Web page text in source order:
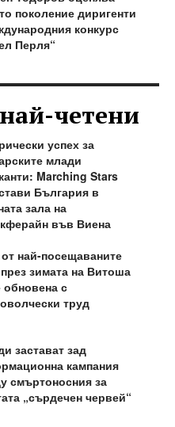
поколение диригенти
конкурс
Перля“
четени
успех за
млади
Marching Stars
България в
зала на
във Виена
най-посещаваните
зимата на Витоша
с
труд
застават зад
кампания
смъртоносния за
„сърдечен червей“